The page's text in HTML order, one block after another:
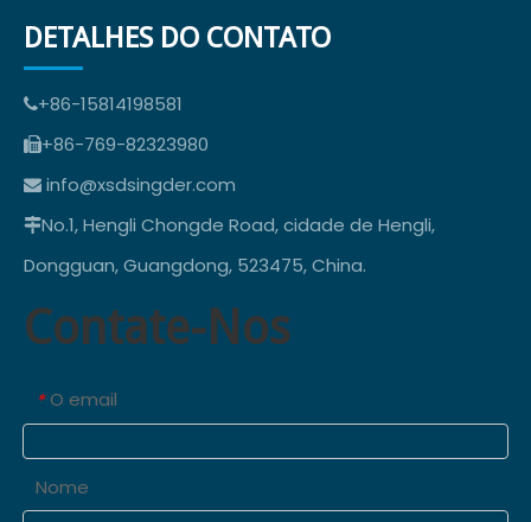
DETALHES DO CONTATO
+86-15814198581
+86-769-82323980
 info@xsdsingder.com
No.1, Hengli Chongde Road, cidade de Hengli,
Dongguan, Guangdong, 523475, China.
Contate-Nos
* O email
Nome